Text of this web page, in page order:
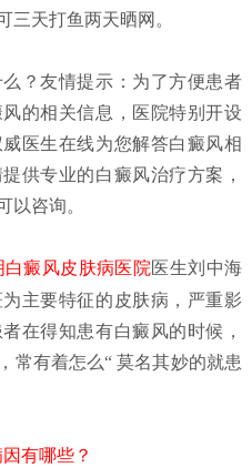
三天打鱼两天晒网。
么？友情提示：为了方便患者
的相关信息，医院特别开设
医生在线为您解答白癜风相
供专业的白癜风治疗方案，
以咨询。
白癜风皮肤病医院医生刘中海
主要特征的皮肤病，严重影
在得知患有白癜风的时候，
常有着怎么“ 莫名其妙的就患
有哪些？